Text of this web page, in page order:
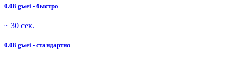
0.08 gwei - быстро
~ 30 сек.
0.08 gwei - стандартно